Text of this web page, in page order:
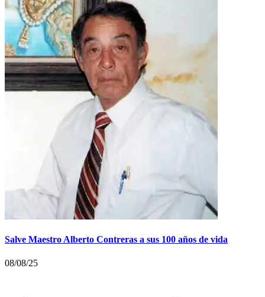
Salve Maestro Alberto Contreras a sus 100 años de vida
08/08/25